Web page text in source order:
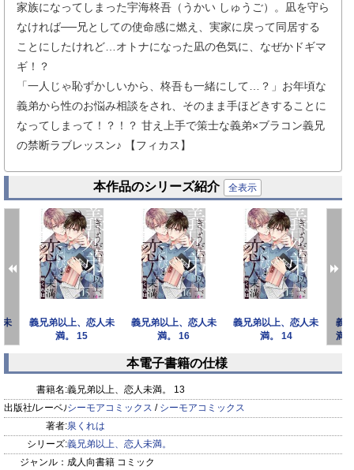
家族になってしまった宇海柊吾（うかい しゅうご）。凪を守ら
なければ──兄としての使命感に燃え、実家に戻って同居する
ことにしたけれど…オトナになった凪の色気に、なぜかドギマ
ギ！？
「一人じゃ恥ずかしいから、柊吾も一緒にして…？」お年頃な
義弟から性のお悩み相談をされ、そのまま手ほどきすることに
なってしまって！？！？ 甘え上手で策士な義弟×ブラコン義兄
の禁断ラブレッスン♪ 【フィカス】
本作品のシリーズ紹介 全表示
未
義兄弟以上、恋人未
満。 15
義兄弟以上、恋人未
満。 16
義兄弟以上、恋人未
満。 14
義
満
prev next
本電子書籍の仕様
書籍名:義兄弟以上、恋人未満。 13
出版社/レーベル:シーモアコミックス / シーモアコミックス
著者:泉くれは
シリーズ:義兄弟以上、恋人未満。
ジャンル： 成人向書籍 コミック